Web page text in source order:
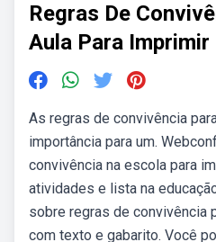
Regras De
Aula Para Imprimir
As regras de convivência
importância para um.
convivência na escola para
atividades e lista na
sobre regras de convivência
com texto e gabarito. Você